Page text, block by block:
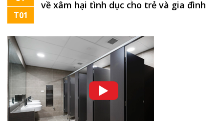
T01
về xâm hại tình dục cho trẻ và gia đình